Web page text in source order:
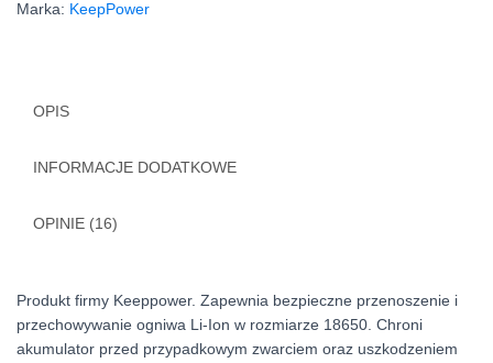
Marka: KeepPower
OPIS
INFORMACJE DODATKOWE
OPINIE (16)
Produkt firmy Keeppower. Zapewnia bezpieczne przenoszenie i
przechowywanie ogniwa Li-Ion w rozmiarze 18650. Chroni
akumulator przed przypadkowym zwarciem oraz uszkodzeniem